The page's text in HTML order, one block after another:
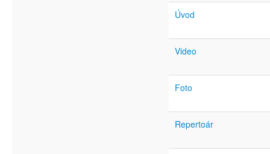
Úvod
Video
Foto
Repertoár